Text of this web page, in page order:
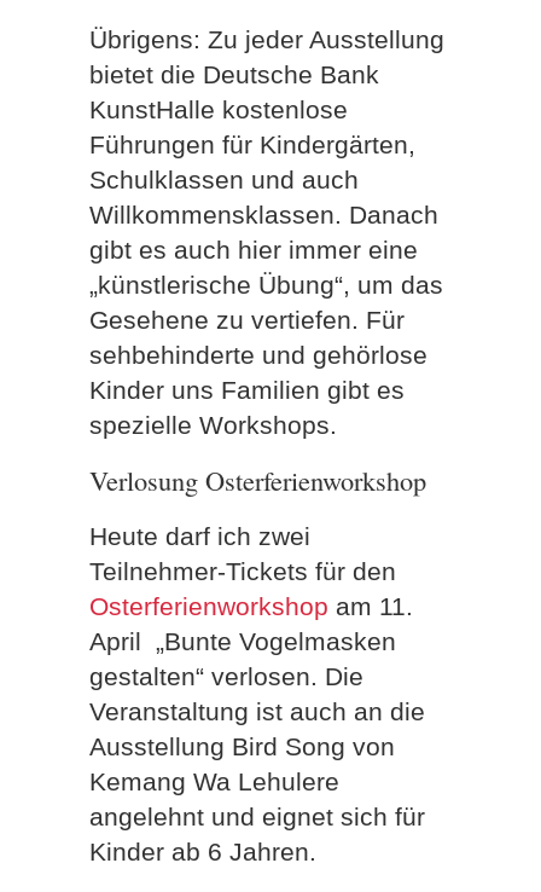
Übrigens: Zu jeder Ausstellung
bietet die Deutsche Bank
KunstHalle kostenlose
Führungen für Kindergärten,
Schulklassen und auch
Willkommensklassen. Danach
gibt es auch hier immer eine
„künstlerische Übung“, um das
Gesehene zu vertiefen. Für
sehbehinderte und gehörlose
Kinder uns Familien gibt es
spezielle Workshops.
Verlosung Osterferienworkshop
Heute darf ich zwei
Teilnehmer-Tickets für den
Osterferienworkshop am 11.
April „Bunte Vogelmasken
gestalten“ verlosen. Die
Veranstaltung ist auch an die
Ausstellung Bird Song von
Kemang Wa Lehulere
angelehnt und eignet sich für
Kinder ab 6 Jahren.